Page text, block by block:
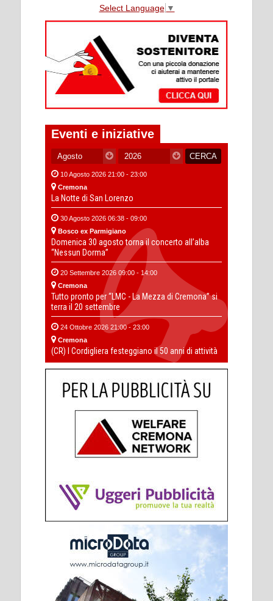
Select Language ▼
Eventi e iniziative
10 Agosto 2026 21:00 - 23:00
Cremona
La Notte di San Lorenzo
30 Agosto 2026 06:38 - 09:00
Bosco ex Parmigiano
Domenica 30 agosto torna il concerto all’alba
“Nessun Dorma”
20 Settembre 2026 09:00 - 14:00
Cremona
Tutto pronto per “LMC - La Mezza di Cremona” si
terra il 20 settembre
24 Ottobre 2026 21:00 - 23:00
Cremona
(CR) I Cordigliera festeggiano il 50 anni di attività